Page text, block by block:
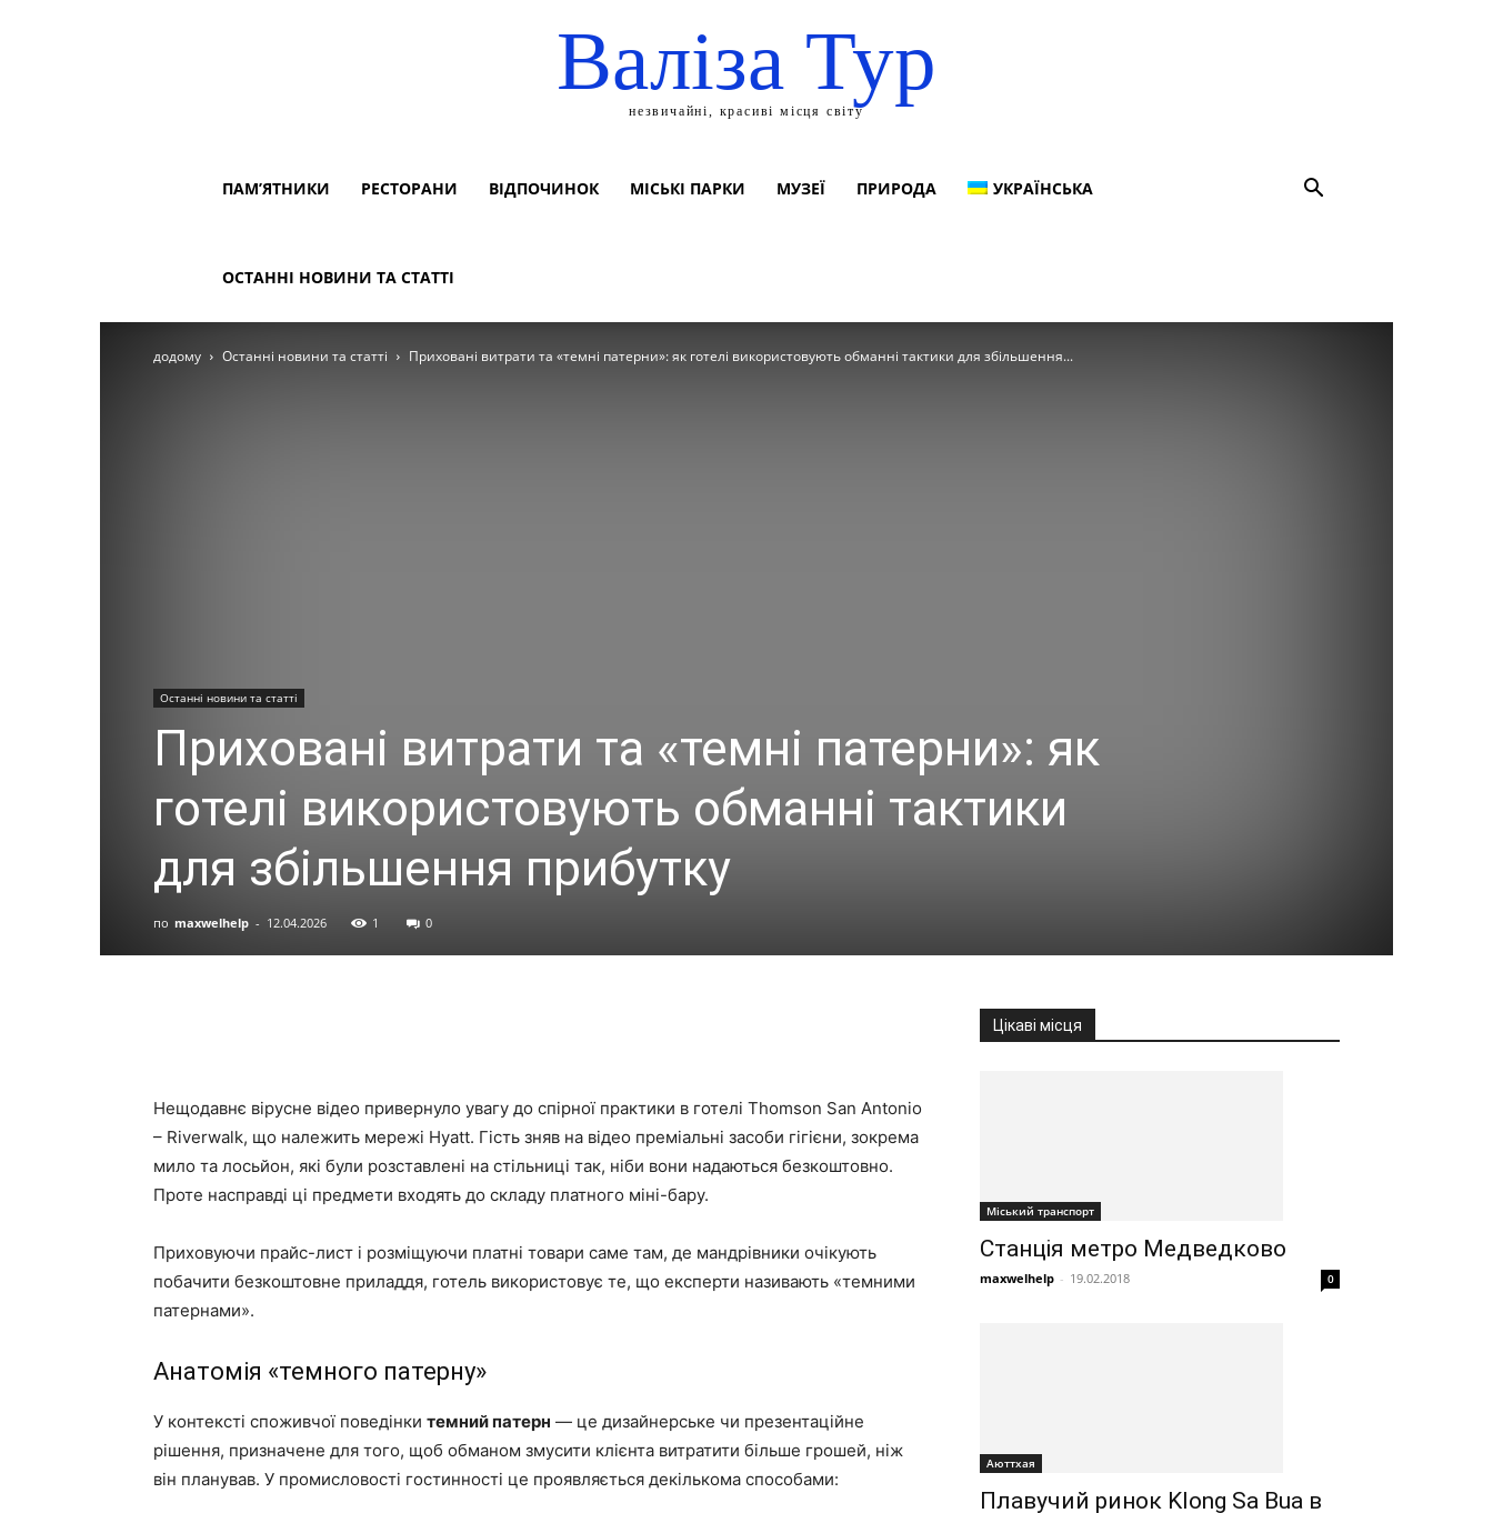
Валіза Тур
незвичайні, красиві місця світу
ПАМ’ЯТНИКИ РЕСТОРАНИ ВІДПОЧИНОК МІСЬКІ ПАРКИ МУЗЕЇ ПРИРОДА УКРАЇНСЬКА
ОСТАННІ НОВИНИ ТА СТАТТІ
додому Останні новини та статті Приховані витрати та «темні патерни»: як готелі використовують обманні тактики для збільшення...
Останні новини та статті
Приховані витрати та «темні патерни»: як
готелі використовують обманні тактики
для збільшення прибутку
по maxwelhelp - 12.04.2026 1 0
Нещодавнє вірусне відео привернуло увагу до спірної практики в готелі Thomson San Antonio
– Riverwalk, що належить мережі Hyatt. Гість зняв на відео преміальні засоби гігієни, зокрема
мило та лосьйон, які були розставлені на стільниці так, ніби вони надаються безкоштовно.
Проте насправді ці предмети входять до складу платного міні-бару.
Приховуючи прайс-лист і розміщуючи платні товари саме там, де мандрівники очікують
побачити безкоштовне приладдя, готель використовує те, що експерти називають «темними
патернами».
Анатомія «темного патерну»
У контексті споживчої поведінки темний патерн — це дизайнерське чи презентаційне
рішення, призначене для того, щоб обманом змусити клієнта витратити більше грошей, ніж
він планував. У промисловості гостинності це проявляється декількома способами:
Цікаві місця
Міський транспорт
Станція метро Медведково
maxwelhelp - 19.02.2018 0
Аюттхая
Плавучий ринок Klong Sa Bua в